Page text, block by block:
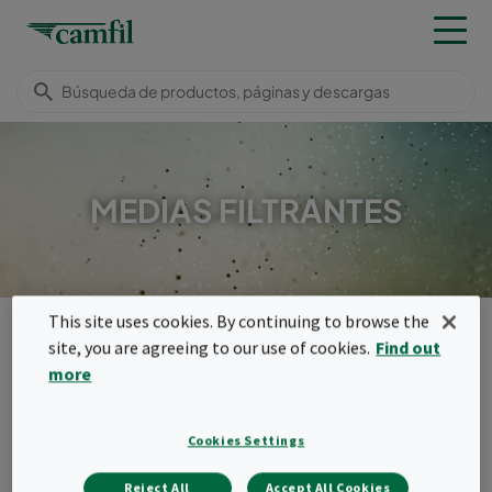
MEDIAS FILTRANTES
Productos Filtros para ventilación general Medias filtrantes
Menu
This site uses cookies. By continuing to browse the
site, you are agreeing to our use of cookies. Find out
more
Cookies Settings
Reject All Accept All Cookies